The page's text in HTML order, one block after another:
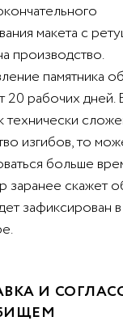
макета с
производство.
памятника
20 рабочих дней.
технически
изгибов, то
больше
заранее скажет
зафиксирован в
И